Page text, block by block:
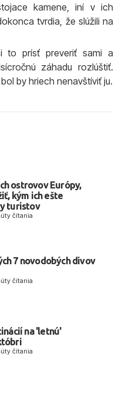
kamene, iní v ich
tvrdia, že slúžili na
to prísť preveriť sami a
záhadu rozlúštiť.
by hriech nenavštíviť ju.
ostrovov Európy,
kým ich ešte
turistov
čítania
7 novodobých divov
čítania
na 'letnú'
čítania